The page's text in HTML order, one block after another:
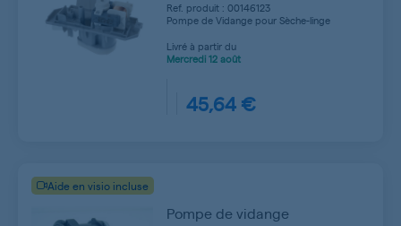
Ref. produit : 00146123
Pompe de Vidange pour Sèche-linge
Livré à partir du
Mercredi 12 août
45,64 €
Aide en visio incluse
Pompe de vidange